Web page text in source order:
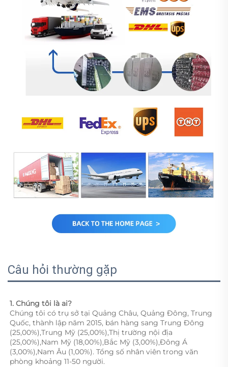
Câu hỏi thường gặp
1. Chúng tôi là ai?
Chúng tôi có trụ sở tại Quảng Châu, Quảng Đông, Trung
Quốc, thành lập năm 2015, bán hàng sang Trung Đông
(25,00%),Trung Mỹ (25,00%),Thị trường nội địa
(25,00%),Nam Mỹ (18,00%),Bắc Mỹ (3,00%),Đông Á
(3,00%),Nam Âu (1,00%). Tổng số nhân viên trong văn
phòng khoảng 11-50 người.